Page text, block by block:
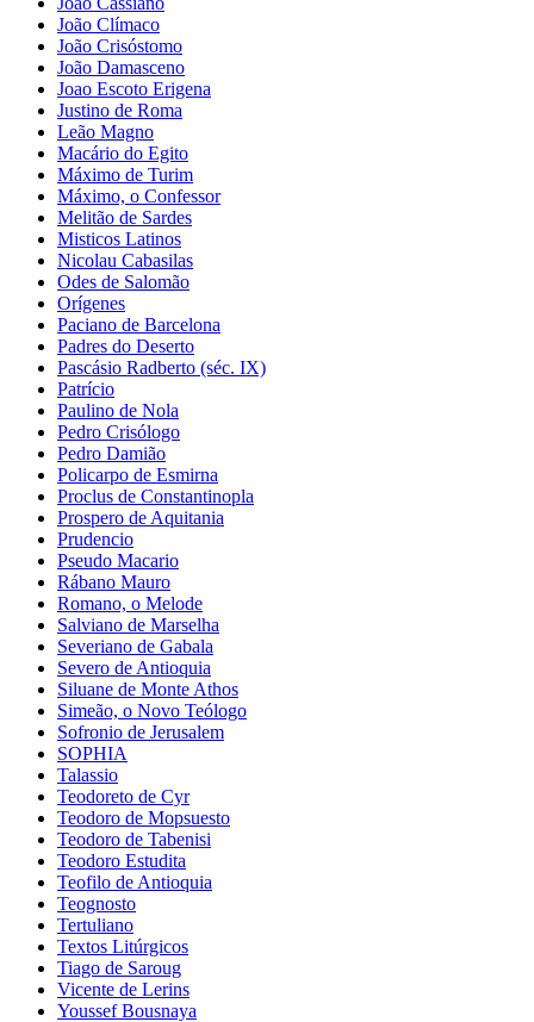
João Clímaco
João Crisóstomo
João Damasceno
Joao Escoto Erigena
Justino de Roma
Leão Magno
Macário do Egito
Máximo de Turim
Máximo, o Confessor
Melitão de Sardes
Misticos Latinos
Nicolau Cabasilas
Odes de Salomão
Orígenes
Paciano de Barcelona
Padres do Deserto
Pascásio Radberto (séc. IX)
Patrício
Paulino de Nola
Pedro Crisólogo
Pedro Damião
Policarpo de Esmirna
Proclus de Constantinopla
Prospero de Aquitania
Prudencio
Pseudo Macario
Rábano Mauro
Romano, o Melode
Salviano de Marselha
Severiano de Gabala
Severo de Antioquia
Siluane de Monte Athos
Simeão, o Novo Teólogo
Sofronio de Jerusalem
SOPHIA
Talassio
Teodoreto de Cyr
Teodoro de Mopsuesto
Teodoro de Tabenisi
Teodoro Estudita
Teofilo de Antioquia
Teognosto
Tertuliano
Textos Litúrgicos
Tiago de Saroug
Vicente de Lerins
Youssef Bousnaya